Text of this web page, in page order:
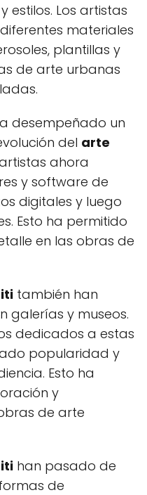
estilos. Los artistas
materiales
plantillas y
de arte urbanas
desempeñado un
del arte
ahora
y software de
digitales y luego
Esto ha permitido
en las obras de
también han
galerías y museos.
dedicados a estas
popularidad y
Esto ha
y
de arte
han pasado de
de